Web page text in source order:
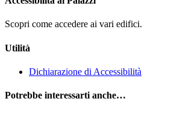
Scopri come accedere ai vari edifici.
Utilità
Dichiarazione di Accessibilità
Potrebbe interessarti anche…